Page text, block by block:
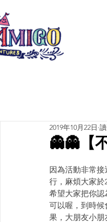
👻👻【
2019年10月22日
因為活動非常
行，麻煩大家於
希望大家把你認
可以喔，到時
果，大朋友小朋